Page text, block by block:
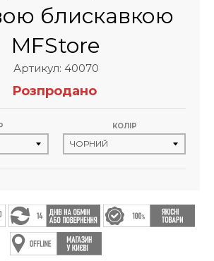
блискавкою
MFStore
Артикул: 40070
Розпродано
КОЛІР